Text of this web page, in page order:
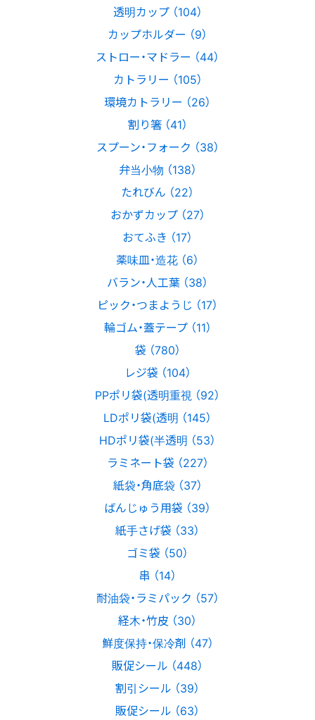
透明カップ （104）
カップホルダー （9）
ストロー・マドラー （44）
カトラリー （105）
環境カトラリー （26）
割り箸 （41）
スプーン・フォーク （38）
弁当小物 （138）
たれびん （22）
おかずカップ （27）
おてふき （17）
薬味皿・造花 （6）
バラン・人工葉 （38）
ピック・つまようじ （17）
輪ゴム・蓋テープ （11）
袋 （780）
レジ袋 （104）
PPポリ袋(透明重視 （92）
LDポリ袋(透明 （145）
HDポリ袋(半透明 （53）
ラミネート袋 （227）
紙袋・角底袋 （37）
ばんじゅう用袋 （39）
紙手さげ袋 （33）
ゴミ袋 （50）
串 （14）
耐油袋・ラミパック （57）
経木・竹皮 （30）
鮮度保持・保冷剤 （47）
販促シール （448）
割引シール （39）
販促シール （63）